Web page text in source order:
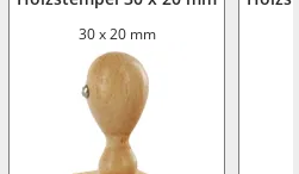
30 x 20 mm